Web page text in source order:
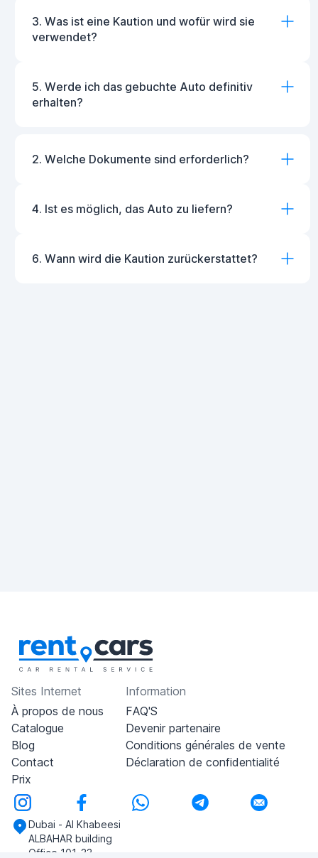
3. Was ist eine Kaution und wofür wird sie
verwendet?
5. Werde ich das gebuchte Auto definitiv
erhalten?
2. Welche Dokumente sind erforderlich?
4. Ist es möglich, das Auto zu liefern?
6. Wann wird die Kaution zurückerstattet?
Sites Internet
À propos de nous
Catalogue
Blog
Contact
Prix
Information
FAQ'S
Devenir partenaire
Conditions générales de vente
Déclaration de confidentialité
Dubai - Al Khabeesi
ALBAHAR building
Office 101-33